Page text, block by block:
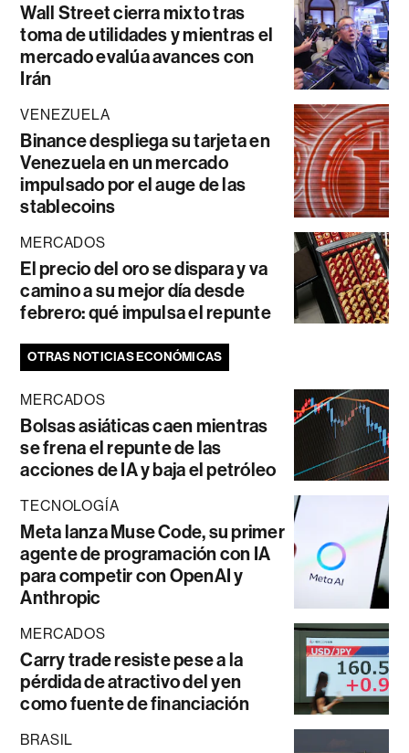
Wall Street cierra mixto tras
toma de utilidades y mientras el
mercado evalúa avances con
Irán
VENEZUELA
Binance despliega su tarjeta en
Venezuela en un mercado
impulsado por el auge de las
stablecoins
MERCADOS
El precio del oro se dispara y va
camino a su mejor día desde
febrero: qué impulsa el repunte
OTRAS NOTICIAS ECONÓMICAS
MERCADOS
Bolsas asiáticas caen mientras
se frena el repunte de las
acciones de IA y baja el petróleo
TECNOLOGÍA
Meta lanza Muse Code, su primer
agente de programación con IA
para competir con OpenAI y
Anthropic
MERCADOS
Carry trade resiste pese a la
pérdida de atractivo del yen
como fuente de financiación
BRASIL